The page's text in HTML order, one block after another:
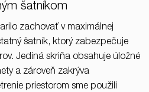
šatníkom
zachovať v maximálnej
šatník, ktorý zabezpečuje
Jediná skriňa obsahuje úložné
a zároveň zakrýva
priestorom sme použili